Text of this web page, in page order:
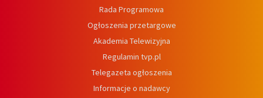
Rada Programowa
Ogłoszenia przetargowe
Akademia Telewizyjna
Regulamin tvp.pl
Telegazeta ogłoszenia
Informacje o nadawcy